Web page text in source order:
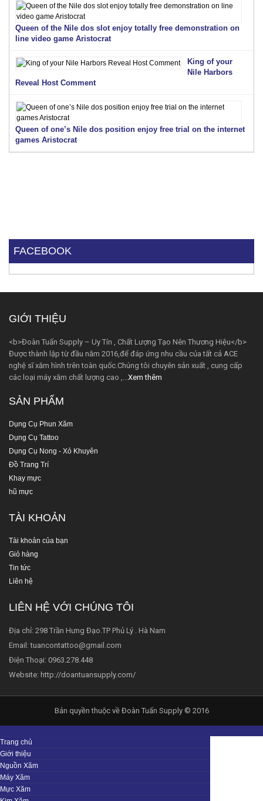
Queen of the Nile dos slot enjoy totally free demonstration on
line video game Aristocrat
King of your
Nile Harbors
Reveal Host Comment
Queen of one’s Nile dos position enjoy free trial on the internet
games Aristocrat
FACEBOOK
GIỚI THIỆU
<b>Đoàn Tuấn Supply – Uy Tín , Chất Lượng Tạo Nên Thương Hiệu</b>
Được thành lập từ đầu năm 2016,để đáp ứng nhu cầu của tất cả ACE
nghệ sĩ xăm hình trên toàn quốc.Chúng tôi chuyên sản xuất , cung cấp
các loại máy xăm chất lượng cao ,...Xem thêm
SẢN PHẨM
Dụng Cụ Phun Xăm
Dụng Cụ Tattoo
Dụng Cụ Nong - Xỏ Khuyên
Đồ Trang Trí
Khay mực
hũ mực
TÀI KHOẢN
Tài khoản của bạn
Giỏ hàng
Tin tức
Liên hệ
LIÊN HỆ VỚI CHÚNG TÔI
Địa chỉ: 298 Trần Hưng Đạo.TP Phủ Lý . Hà Nam
Email: tuancontattoo@gmail.com
Điện Thoại: 0963.278.448
Website: http://doantuansupply.com/
Bản quyền thuộc về Đoàn Tuấn Supply © 2016
Trang chủ
Giới thiệu
Nguồn Xăm
Máy Xăm
Mực Xăm